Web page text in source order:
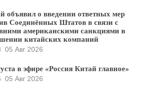
объявил о введении ответных мер
Соединённых Штатов в связи с
американскими санкциями в
китайских компаний
05 Авг 2026
в эфире «Россия Китай главное»
05 Авг 2026